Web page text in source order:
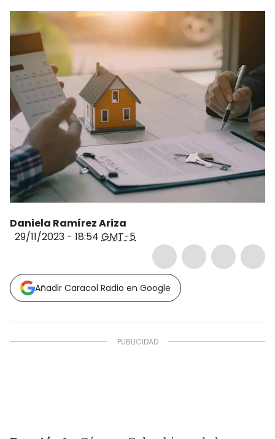
Daniela Ramírez Ariza
29/11/2023 - 18:54 GMT-5
Añadir Caracol Radio en Google